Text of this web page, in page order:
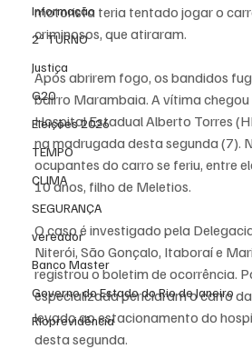
Informação
2º TURNO
Justiça
G20
Eleições 2026
TEMPO
CLIMA
SEGURANÇA
vereador
Banco Master
Governo do Estado do Rio de Janeiro
Rioprevidência
motorista teria tentado jogar o
criminosos, que atiraram.
Após abrirem fogo, os bandidos
bairro Marambaia. A vítima
Hospital Estadual Alberto Torres
na madrugada desta segunda (7).
ocupantes do carro se feriu, entre
10 anos, filho de Meletios.
O caso é investigado pela
Niterói, São Gonçalo, Itaboraí e
registrou o boletim de ocorrência.
especializada periciaram o carro
levado ao estacionamento do
desta segunda.